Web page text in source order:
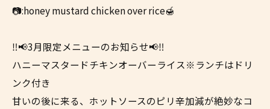
📷:honey mustard chicken over rice🍯
‼️📢3月限定メニューのお知らせ📢‼️
ハニーマスタードチキンオーバーライス※ランチはドリ
ンク付き
甘いの後に来る、ホットソースのピリ辛加減が絶妙なコ